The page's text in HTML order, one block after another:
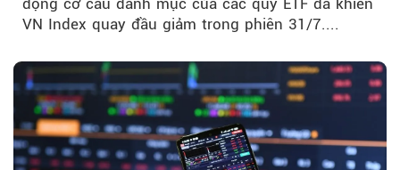
VN Index quay đầu giảm trong phiên 31/7....